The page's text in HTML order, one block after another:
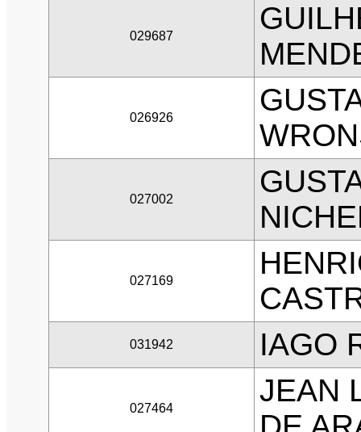
029687
026926
027002
027169
031942 IAGO
027464
JEAN